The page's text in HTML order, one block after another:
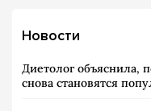
Новости
Диетолог объяснила,
снова становятся